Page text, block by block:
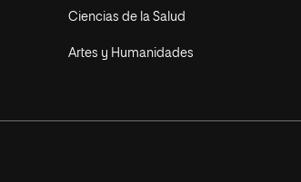
Ciencias de la Salud
Artes y Humanidades